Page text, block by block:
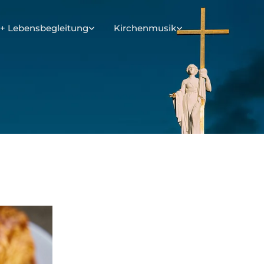
Lebensbegleitung Kirchenmusik